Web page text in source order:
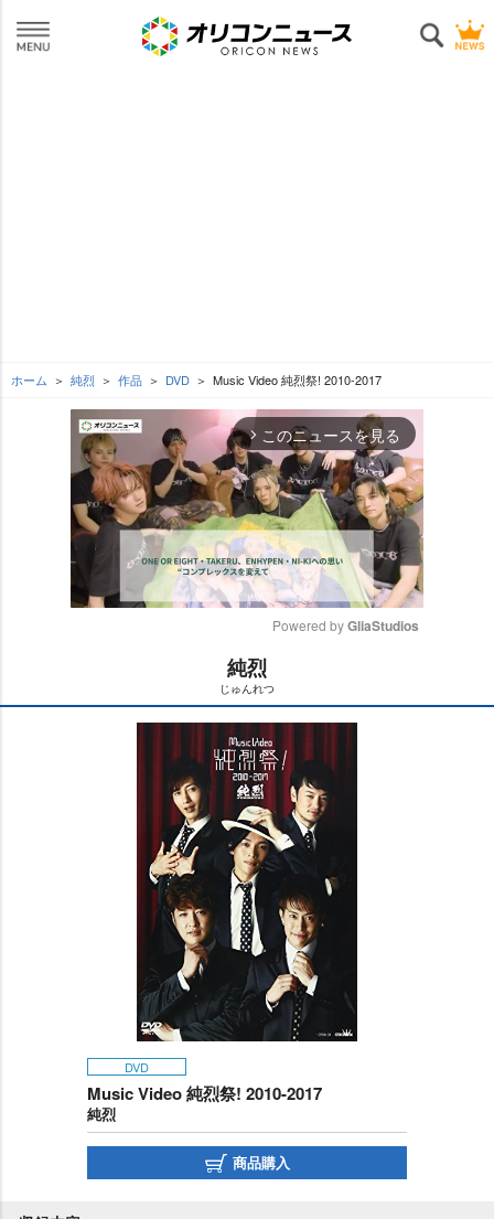
ホーム 純烈 作品 DVD Music Video 純烈祭! 2010-2017
arrow_forward_ios このニュースを見る
t
Powered by GliaStudios
純烈
じゅんれつ
DVD
Music Video 純烈祭! 2010-2017
純烈
商品購入